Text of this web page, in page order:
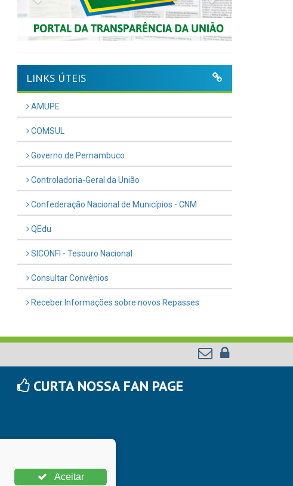
LINKS ÚTEIS
AMUPE
COMSUL
Governo de Pernambuco
Controladoria-Geral da União
Confederação Nacional de Municípios - CNM
QEdu
SICONFI - Tesouro Nacional
Consultar Convênios
Receber Informações sobre novos Repasses
CURTA NOSSA FAN PAGE
Aceitar